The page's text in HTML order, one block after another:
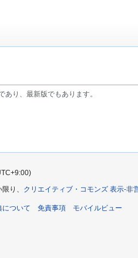
あり、最新版でもあります。
り、 クリエイティブ・コモンズ 表示-非
について 免責事項 モバイルビュー